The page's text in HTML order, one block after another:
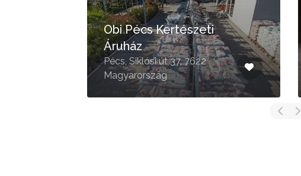
Obi Pécs Kertészeti
Áruház
Pécs, Siklósi út 37, 7622
Magyarország